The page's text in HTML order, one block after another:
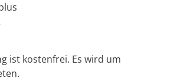
ist kostenfrei. Es wird um